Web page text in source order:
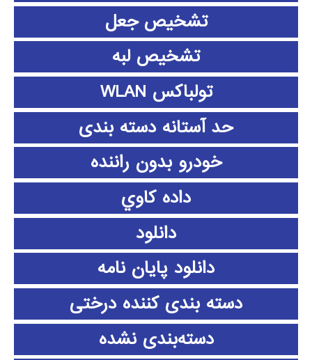
تشخیص جعل
تشخیص لبه
تولباکس WLAN
حد آستانه دسته بندی
خودرو بدون راننده
داده كاوي
دانلود
دانلود پايان نامه
دسته بندی کننده درختی
دسته‌بندی نشده